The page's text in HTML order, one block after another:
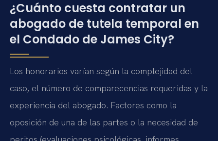
¿Cuánto cuesta contratar un
abogado de tutela temporal en
el Condado de James City?
Los honorarios varían según la complejidad del
caso, el número de comparecencias requeridas y la
experiencia del abogado. Factores como la
oposición de una de las partes o la necesidad de